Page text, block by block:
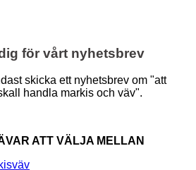
för vårt nyhetsbrev
skicka ett nyhetsbrev om "att
handla markis och väv".
ATT VÄLJA MELLAN